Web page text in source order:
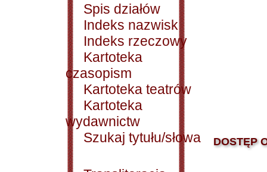
Spis działów
Indeks nazwisk
Indeks rzeczowy
Kartoteka
czasopism
Kartoteka teatrów
Kartoteka
wydawnictw
Szukaj tytułu/słowa
DOSTĘP